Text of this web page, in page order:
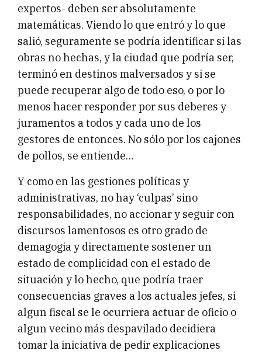
expertos- deben ser absolutamente
matemáticas. Viendo lo que entró y lo que
salió, seguramente se podría identificar si las
obras no hechas, y la ciudad que podría ser,
terminó en destinos malversados y si se
puede recuperar algo de todo eso, o por lo
menos hacer responder por sus deberes y
juramentos a todos y cada uno de los
gestores de entonces. No sólo por los cajones
de pollos, se entiende…
Y como en las gestiones políticas y
administrativas, no hay ‘culpas’ sino
responsabilidades, no accionar y seguir con
discursos lamentosos es otro grado de
demagogia y directamente sostener un
estado de complicidad con el estado de
situación y lo hecho, que podría traer
consecuencias graves a los actuales jefes, si
algun fiscal se le ocurriera actuar de oficio o
algun vecino más despavilado decidiera
tomar la iniciativa de pedir explicaciones